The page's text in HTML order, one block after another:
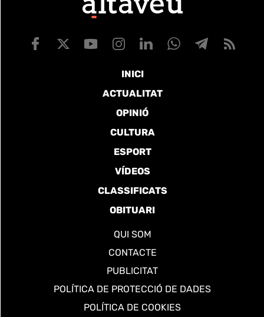
INICI
ACTUALITAT
OPINIÓ
CULTURA
ESPORT
VÍDEOS
CLASSIFICATS
OBITUARI
QUI SOM
CONTACTE
PUBLICITAT
POLÍTICA DE PROTECCIÓ DE DADES
POLÍTICA DE COOKIES